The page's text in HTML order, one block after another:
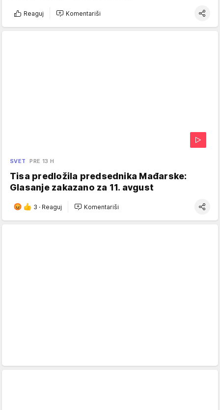
Reaguj Komentariši
SVET PRE 13 H
Tisa predložila predsednika Mađarske:
Glasanje zakazano za 11. avgust
3 · Reaguj Komentariši